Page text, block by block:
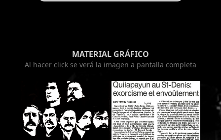
MATERIAL GRÁFICO
Al hacer click se verá la imagen a pantalla completa